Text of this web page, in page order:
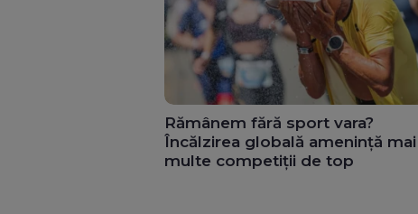
Rămânem fără sport vara?
Încălzirea globală amenință mai
multe competiții de top